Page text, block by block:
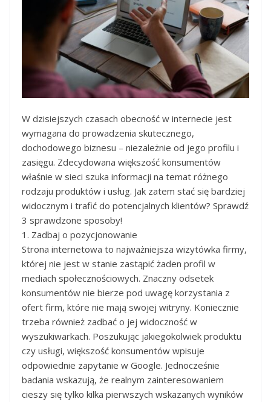
W dzisiejszych czasach obecność w internecie jest
wymagana do prowadzenia skutecznego,
dochodowego biznesu – niezależnie od jego profilu i
zasięgu. Zdecydowana większość konsumentów
właśnie w sieci szuka informacji na temat różnego
rodzaju produktów i usług. Jak zatem stać się bardziej
widocznym i trafić do potencjalnych klientów? Sprawdź
3 sprawdzone sposoby!
1. Zadbaj o pozycjonowanie
Strona internetowa to najważniejsza wizytówka firmy,
której nie jest w stanie zastąpić żaden profil w
mediach społecznościowych. Znaczny odsetek
konsumentów nie bierze pod uwagę korzystania z
ofert firm, które nie mają swojej witryny. Koniecznie
trzeba również zadbać o jej widoczność w
wyszukiwarkach. Poszukując jakiegokolwiek produktu
czy usługi, większość konsumentów wpisuje
odpowiednie zapytanie w Google. Jednocześnie
badania wskazują, że realnym zainteresowaniem
cieszy się tylko kilka pierwszych wskazanych wyników